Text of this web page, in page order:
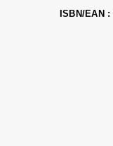
ISBN/EAN :